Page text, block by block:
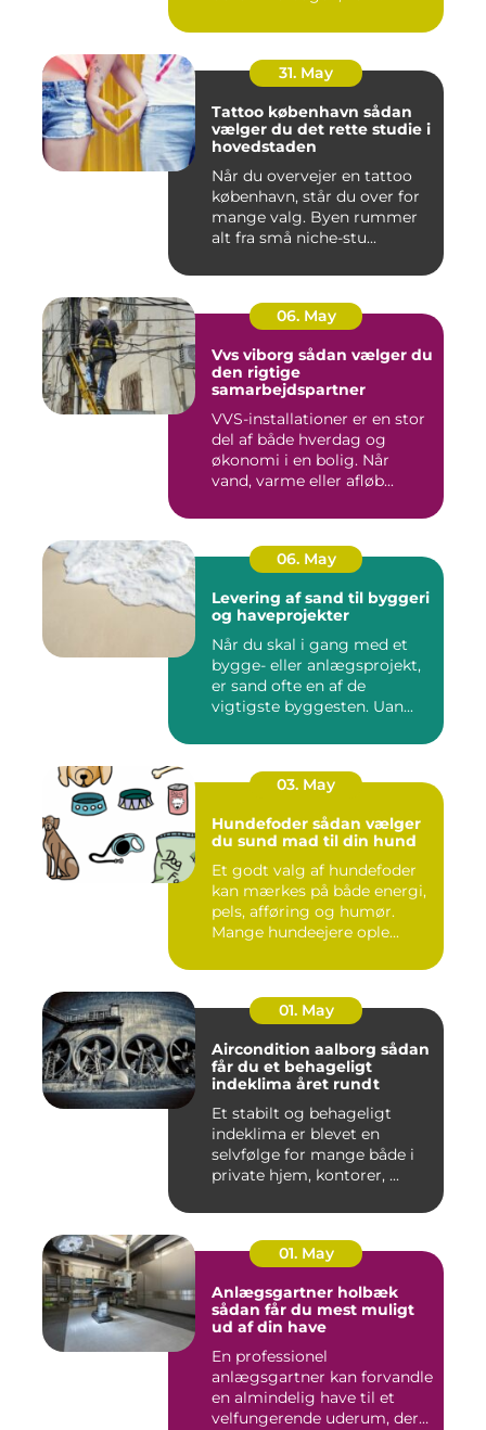
31. May
Tattoo københavn sådan
vælger du det rette studie i
hovedstaden
Når du overvejer en tattoo
københavn, står du over for
mange valg. Byen rummer
alt fra små niche-stu...
06. May
Vvs viborg sådan vælger du
den rigtige
samarbejdspartner
VVS-installationer er en stor
del af både hverdag og
økonomi i en bolig. Når
vand, varme eller afløb...
06. May
Levering af sand til byggeri
og haveprojekter
Når du skal i gang med et
bygge- eller anlægsprojekt,
er sand ofte en af de
vigtigste byggesten. Uan...
03. May
Hundefoder sådan vælger
du sund mad til din hund
Et godt valg af hundefoder
kan mærkes på både energi,
pels, afføring og humør.
Mange hundeejere ople...
01. May
Aircondition aalborg sådan
får du et behageligt
indeklima året rundt
Et stabilt og behageligt
indeklima er blevet en
selvfølge for mange både i
private hjem, kontorer, ...
01. May
Anlægsgartner holbæk
sådan får du mest muligt
ud af din have
En professionel
anlægsgartner kan forvandle
en almindelig have til et
velfungerende uderum, der